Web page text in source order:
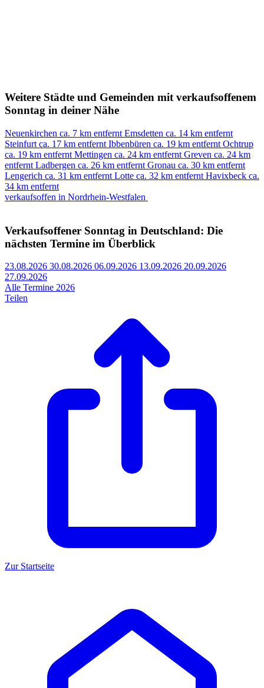
Weitere Städte und Gemeinden mit verkaufsoffenem
Sonntag in deiner Nähe
Neuenkirchen ca. 7 km entfernt Emsdetten ca. 14 km entfernt
Steinfurt ca. 17 km entfernt Ibbenbüren ca. 19 km entfernt Ochtrup
ca. 19 km entfernt Mettingen ca. 24 km entfernt Greven ca. 24 km
entfernt Ladbergen ca. 26 km entfernt Gronau ca. 30 km entfernt
Lengerich ca. 31 km entfernt Lotte ca. 32 km entfernt Havixbeck ca.
34 km entfernt
verkaufsoffen in Nordrhein-Westfalen
Verkaufsoffener Sonntag in Deutschland: Die
nächsten Termine im Überblick
23.08.2026 30.08.2026 06.09.2026 13.09.2026 20.09.2026
27.09.2026
Alle Termine 2026
Teilen
Zur Startseite